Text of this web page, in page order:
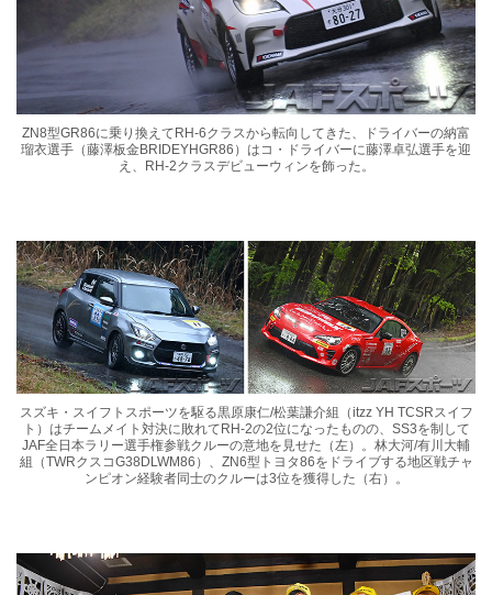
ZN8型GR86に乗り換えてRH-6クラスから転向してきた、ドライバーの納富
瑠衣選手（藤澤板金BRIDEYHGR86）はコ・ドライバーに藤澤卓弘選手を迎
え、RH-2クラスデビューウィンを飾った。
スズキ・スイフトスポーツを駆る黒原康仁/松葉謙介組（itzz YH TCSRスイフ
ト）はチームメイト対決に敗れてRH-2の2位になったものの、SS3を制して
JAF全日本ラリー選手権参戦クルーの意地を見せた（左）。林大河/有川大輔
組（TWRクスコG38DLWM86）、ZN6型トヨタ86をドライブする地区戦チャ
ンピオン経験者同士のクルーは3位を獲得した（右）。